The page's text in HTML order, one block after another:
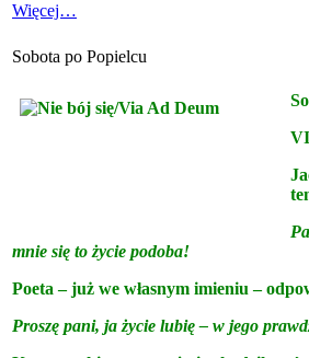
Więcej…
Sobota po Popielcu
mnie się to życie podoba!
Poeta – już we własnym imieniu –
Proszę pani, ja życie lubię – w jego